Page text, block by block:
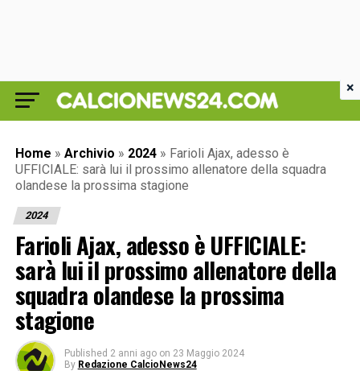
Home » Archivio » 2024 » Farioli Ajax, adesso è
UFFICIALE: sarà lui il prossimo allenatore della squadra
olandese la prossima stagione
2024
Farioli Ajax, adesso è UFFICIALE:
sarà lui il prossimo allenatore della
squadra olandese la prossima
stagione
Published 2 anni ago on 23 Maggio 2024
By Redazione CalcioNews24
×